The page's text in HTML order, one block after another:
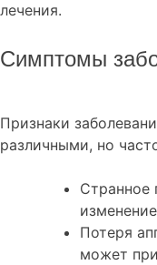
лечения.
Симптомы
Признаки
различными, но
Странное
Потеря
может